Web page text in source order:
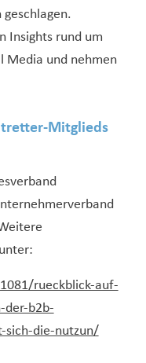
Insights rund um
Media und nehmen
Mitglieds
rueckblick-auf-
der-b2b-
sich-die-nutzun/